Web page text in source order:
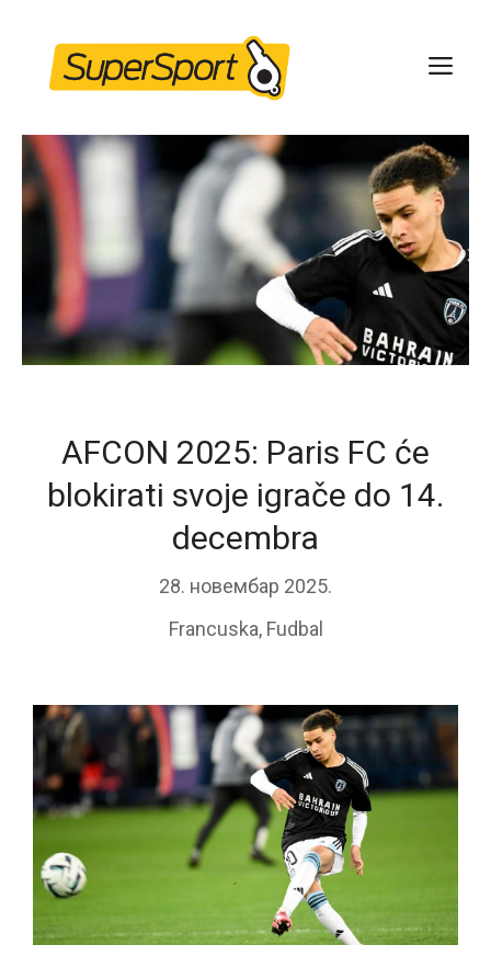
content
AFCON 2025: Paris FC će
blokirati svoje igrače do 14.
decembra
28. новембар 2025.
Francuska, Fudbal